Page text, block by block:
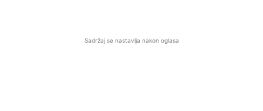
Sadržaj se nastavlja nakon oglasa